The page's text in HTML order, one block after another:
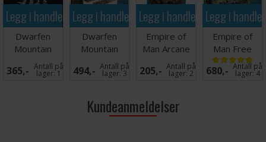
Legg i handlekurven
Dwarfen
Mountain
Holds Dwarf
Command
365,- Antall på
lager:1
Legg i handlekurven
Dwarfen
Mountain
Holds
Quarrellers
494,- Antall på
lager:3
Legg i handlekurven
Empire of
Man Arcane
Journal
205,- Antall på
lager:2
Legg i
Empire of
Man Free
Company
Militia
680,- Antall på
lager:4
Kundeanmeldelser